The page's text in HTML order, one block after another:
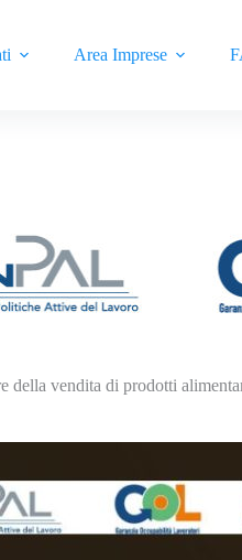
Area Imprese
vendita di prodotti